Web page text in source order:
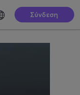
Σύνδεση